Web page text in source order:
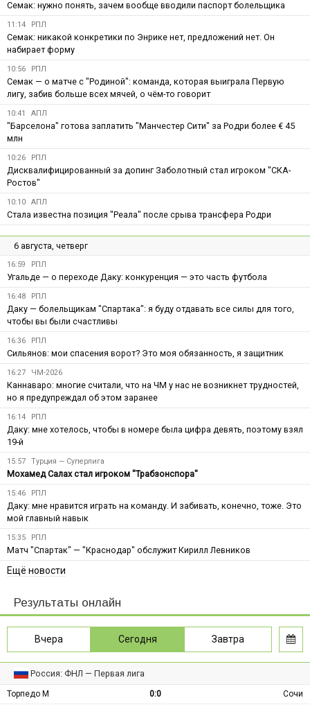
Семак: нужно понять, зачем вообще вводили паспорт болельщика
11:14 РПЛ
Семак: никакой конкретики по Энрике нет, предложений нет. Он
набирает форму
10:56 РПЛ
Семак — о матче с "Родиной": команда, которая выиграла Первую
лигу, забив больше всех мячей, о чём-то говорит
10:41 АПЛ
"Барселона" готова заплатить "Манчестер Сити" за Родри более € 45
млн
10:26 РПЛ
Дисквалифицированный за допинг Заболотный стал игроком "СКА-
Ростов"
10:10 АПЛ
Стала известна позиция "Реала" после срыва трансфера Родри
6 августа, четверг
16:59 РПЛ
Угальде — о переходе Даку: конкуренция — это часть футбола
16:48 РПЛ
Даку — болельщикам "Спартака": я буду отдавать все силы для того,
чтобы вы были счастливы
16:36 РПЛ
Сильянов: мои спасения ворот? Это моя обязанность, я защитник
16:27 ЧМ-2026
Каннаваро: многие считали, что на ЧМ у нас не возникнет трудностей,
но я предупреждал об этом заранее
16:14 РПЛ
Даку: мне хотелось, чтобы в номере была цифра девять, поэтому взял
19-й
15:57 Турция — Суперлига
Мохамед Салах стал игроком "Трабзонспора"
15:46 РПЛ
Даку: мне нравится играть на команду. И забивать, конечно, тоже. Это
мой главный навык
15:35 РПЛ
Матч "Спартак" — "Краснодар" обслужит Кирилл Левников
Ещё новости
Результаты онлайн
Вчера Сегодня Завтра
Россия: ФНЛ — Первая лига
Торпедо М 0:0 Сочи